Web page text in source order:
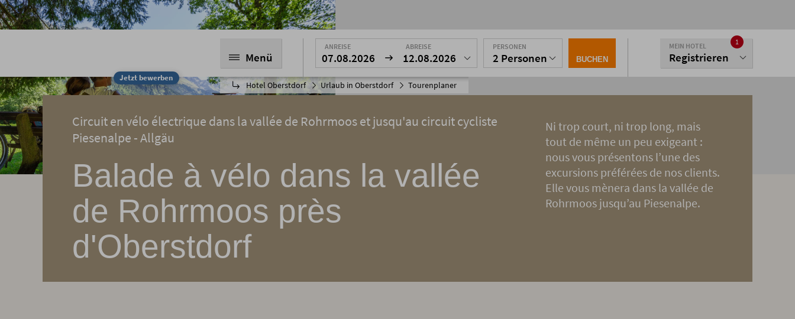
Jetzt bewerben
Menü
Hotel Oberstdorf Urlaub in Oberstdorf Tourenplaner
ANREISE
07.08.2026
ABREISE
12.08.2026
PERSONEN
2 Personen BUCHEN
MEIN HOTEL
Registrieren
1
Circuit en vélo électrique dans la vallée de Rohrmoos et jusqu'au circuit cycliste
Piesenalpe - Allgäu
Balade à vélo dans la vallée
de Rohrmoos près
d'Oberstdorf
Ni trop court, ni trop long, mais
tout de même un peu exigeant :
nous vous présentons l’une des
excursions préférées de nos clients.
Elle vous mènera dans la vallée de
Rohrmoos jusqu’au Piesenalpe.